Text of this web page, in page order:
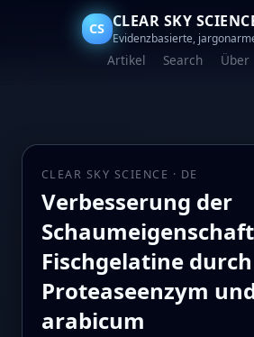
CS CLEAR SKY
Evidenzbasierte,
Artikel Search Über
CLEAR SKY SCIENCE · DE
Verbesserung der
Fischgelatine
Proteaseenzym
arabicum